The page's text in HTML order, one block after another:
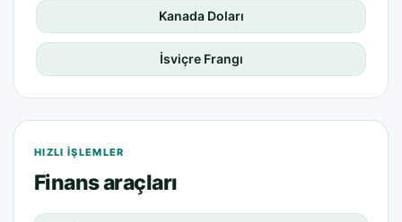
Kanada Doları
İsviçre Frangı
HIZLI IŞLEMLER
Finans araçları